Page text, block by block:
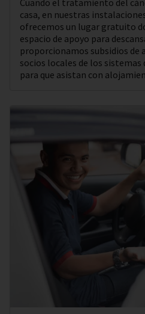
casa, en nuestras
ofrecemos un lugar gratuito
espacio de apoyo para
proporcionamos subsidios de
socios locales de los sistemas
para que asistan con